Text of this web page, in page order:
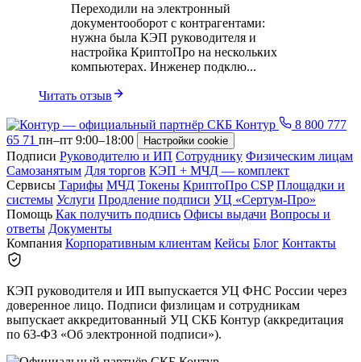
Переходили на электронный
документооборот с контрагентами:
нужна была КЭП руководителя и
настройка КриптоПро на нескольких
компьютерах. Инженер подклю...
Читать отзыв
8 800 777
65 71 пн–пт 9:00–18:00 Настройки cookie
Подписи Руководителю и ИП Сотруднику Физическим лицам
Самозанятым Для торгов КЭП + МЧД — комплект
Сервисы Тарифы МЧД Токены КриптоПро CSP Площадки и
системы Услуги Продление подписи УЦ «Сертум-Про»
Помощь Как получить подпись Офисы выдачи Вопросы и
ответы Документы
Компания Корпоративным клиентам Кейсы Блог Контакты
КЭП руководителя и ИП выпускается УЦ ФНС России через
доверенное лицо. Подписи физлицам и сотрудникам
выпускает аккредитованный УЦ СКБ Контур (аккредитация
по 63-ФЗ «Об электронной подписи»).